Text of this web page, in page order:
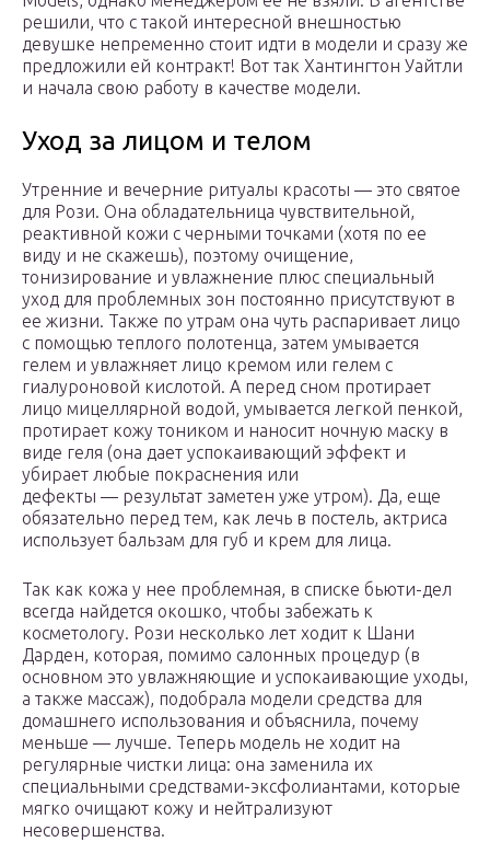
решили, что с такой интересной внешностью
девушке непременно стоит идти в модели и сразу же
предложили ей контракт! Вот так Хантингтон Уайтли
и начала свою работу в качестве модели.
Уход за лицом и телом
Утренние и вечерние ритуалы красоты — это святое
для Рози. Она обладательница чувствительной,
реактивной кожи с черными точками (хотя по ее
виду и не скажешь), поэтому очищение,
тонизирование и увлажнение плюс специальный
уход для проблемных зон постоянно присутствуют в
ее жизни. Также по утрам она чуть распаривает лицо
с помощью теплого полотенца, затем умывается
гелем и увлажняет лицо кремом или гелем с
гиалуроновой кислотой. А перед сном протирает
лицо мицеллярной водой, умывается легкой пенкой,
протирает кожу тоником и наносит ночную маску в
виде геля (она дает успокаивающий эффект и
убирает любые покраснения или
дефекты — результат заметен уже утром). Да, еще
обязательно перед тем, как лечь в постель, актриса
использует бальзам для губ и крем для лица.
Так как кожа у нее проблемная, в списке бьюти-дел
всегда найдется окошко, чтобы забежать к
косметологу. Рози несколько лет ходит к Шани
Дарден, которая, помимо салонных процедур (в
основном это увлажняющие и успокаивающие уходы,
а также массаж), подобрала модели средства для
домашнего использования и объяснила, почему
меньше — лучше. Теперь модель не ходит на
регулярные чистки лица: она заменила их
специальными средствами-эксфолиантами, которые
мягко очищают кожу и нейтрализуют
несовершенства.